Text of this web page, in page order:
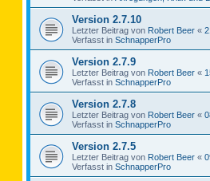
Version 2.7.10
Letzter Beitrag von Robert Beer «
Verfasst in SchnapperPro
Version 2.7.9
Letzter Beitrag von Robert Beer «
Verfasst in SchnapperPro
Version 2.7.8
Letzter Beitrag von Robert Beer «
Verfasst in SchnapperPro
Version 2.7.5
Letzter Beitrag von Robert Beer «
Verfasst in SchnapperPro